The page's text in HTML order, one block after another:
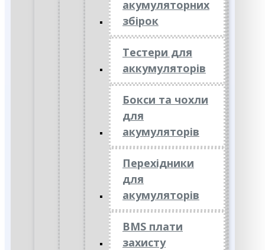
акумуляторних
збірок
Тестери для
аккумуляторів
Бокси та чохли
для
акумуляторів
Перехідники
для
акумуляторів
BMS плати
захисту